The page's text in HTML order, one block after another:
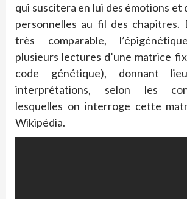
qui suscitera en lui des émotions et
personnelles au fil des chapitres.
très comparable,
plusieurs lectures d’une matrice
code génétique), donnant
interprétations, selon les
lesquelles on interroge cette
Wikipédia.